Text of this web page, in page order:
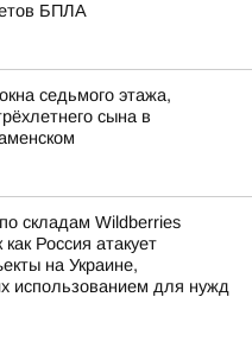
БПЛА
седьмого этажа,
сына в
складам Wildberries
Россия атакует
на Украине,
использованием для нужд